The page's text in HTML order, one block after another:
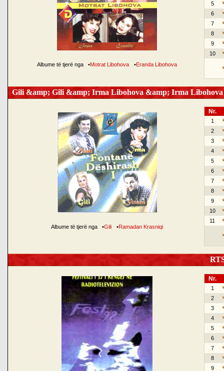
Albume të tjerë nga •Motrat Libohova •Eranda Libohova
5
6
7
8
9
10
Gili &amp; Gili &amp; Irma Libohova &amp; Irma
Albume të tjerë nga •Gili •Ramadan Krasniqi
Nr.
1
2
3
4
5
6
7
8
9
10
11
Nr.
1
2
3
4
5
6
7
8
9